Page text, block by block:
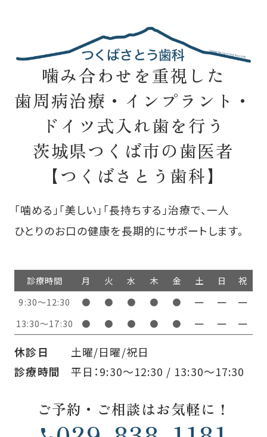
噛み合わせを重視した
歯周病治療・インプラント・
ドイツ式入れ歯を行う
茨城県つくば市の歯医者
【つくばさとう歯科】
「噛める」「美しい」「長持ちする」治療で、一人
ひとりのお口の健康を長期的にサポートします。
診療時間 月 火 水 木 金 土 日
祝
9:30～12:30
● ● ● ● ● ━ ━
━
13:30〜17:30
● ● ● ● ● ━ ━ ━
休診日
土曜/日曜/祝日
診療時間
平日：9:30～12:30 / 13:30〜17:30
ご予約・ご相談はお気軽に！